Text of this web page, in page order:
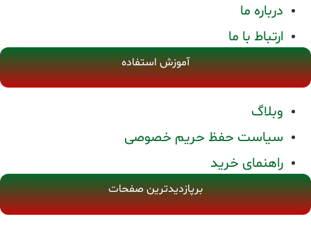
درباره ما
ارتباط با ما
آموزش استفاده
وبلاگ
سیاست حفظ حریم خصوصی
راهنمای خرید
برپازدیدترین صفحات